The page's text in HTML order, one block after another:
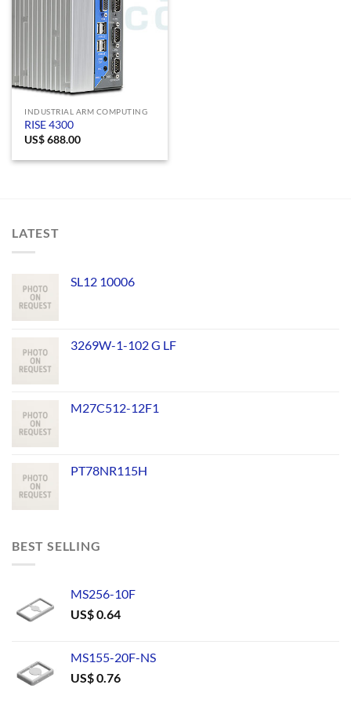
INDUSTRIAL ARM COMPUTING
RISE 4300
US$688.00
LATEST
SL12 10006
3269W-1-102 G LF
M27C512-12F1
PT78NR115H
BEST SELLING
MS256-10F
US$0.64
MS155-20F-NS
US$0.76